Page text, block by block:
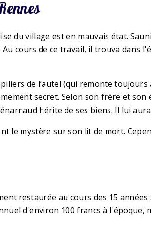
du village est en mauvais état.
cours de ce travail, il trouva dans
de l’autel (qui remonte toujours
secret. Selon son frère et
hérite de ses biens. Il lui
le mystère sur son lit de mort.
restaurée au cours des 15
d'environ 100 francs à l'époque,